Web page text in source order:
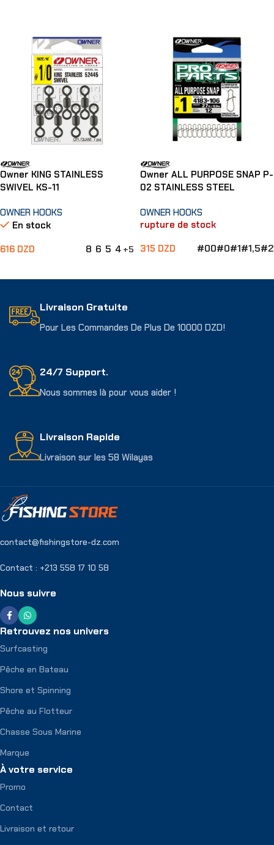
Owner KING STAINLESS
SWIVEL KS-11
OWNER HOOKS
En stock
616 DZD 8 6 5 4 +5
Owner ALL PURPOSE SNAP P-
02 STAINLESS STEEL
OWNER HOOKS
rupture de stock
315 DZD #00#0#1#1,5#2
Livraison Gratuite
Pour Les Commandes De Plus De 10000 DZD!
24/7 Support.
Nous sommes là pour vous aider !
Livraison Rapide
Livraison sur les 58 Wilayas
contact@fishingstore-dz.com
Contact : +213 558 17 10 58
Nous suivre
Retrouvez nos univers
Surfcasting
Pêche en Bateau
Shore et Spinning
Pêche au Flotteur
Chasse Sous Marine
Marque
À votre service
Promo
Contact
Livraison et retour